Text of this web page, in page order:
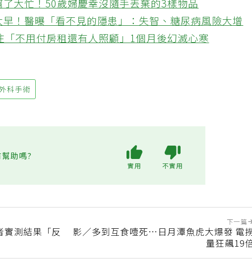
大忙！50歲婦慶幸沒隨手丟棄的3樣物品
！醫曝「看不見的隱患」：失智、糖尿病風險大增
不用付房租還有人照顧」1個月後幻滅心寒
外科手術
助嗎?
實測結果「反
下一篇
影／多到互食噎死…日月潭魚虎大爆發 電
量狂飆19